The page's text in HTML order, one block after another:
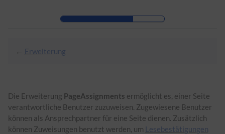
Zur Hauptnavigation
← Erweiterung
Die Erweiterung PageAssignments ermöglicht es, einer Seite
verantwortliche Benutzer zuzuweisen. Zugewiesene Benutzer
können als Ansprechpartner für eine Seite dienen. Zusätzlich
können Zuweisungen benutzt werden, um Lesebestätigungen